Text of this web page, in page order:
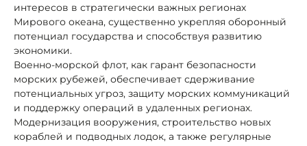
интересов в стратегически важных регионах
Мирового океана, существенно укрепляя оборонный
потенциал государства и способствуя развитию
экономики.
Военно-морской флот, как гарант безопасности
морских рубежей, обеспечивает сдерживание
потенциальных угроз, защиту морских коммуникаций
и поддержку операций в удаленных регионах.
Модернизация вооружения, строительство новых
кораблей и подводных лодок, а также регулярные